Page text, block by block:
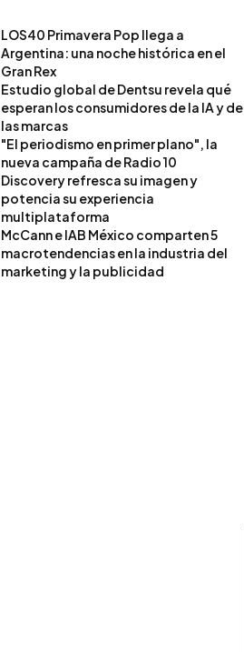
LOS40 Primavera Pop llega a
Argentina: una noche histórica en el
Gran Rex
Estudio global de Dentsu revela qué
esperan los consumidores de la IA y de
las marcas
"El periodismo en primer plano", la
nueva campaña de Radio 10
Discovery refresca su imagen y
potencia su experiencia
multiplataforma
McCann e IAB México comparten 5
macrotendencias en la industria del
marketing y la publicidad